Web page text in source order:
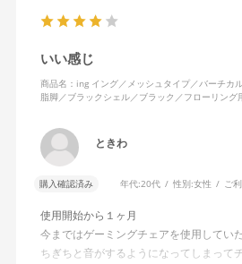
いい感じ
商品名：ing イング／メッシュタイプ／バーチカ
脂脚／ブラックシェル／ブラック／フローリング
ときわ
購入確認済み 年代:20代 性別:女性 ご
使用開始から１ヶ月
今まではゲーミングチェアを使用してい
ちぎちと音がするようになってしまって